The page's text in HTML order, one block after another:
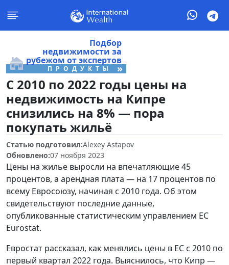
Подбор
недвижимости за
рубежом от экспертов
ПРОДУКТЫ »
С 2010 по 2022 годы цены на
недвижимость на Кипре
снизились на 8% — пора
покупать жильё
Статью подготовил:Alexey Astapov
Обновлено:07 ноября 2023
Цены на жилье выросли на впечатляющие 45
процентов, а арендная плата — на 17 процентов по
всему Евросоюзу, начиная с 2010 года. Об этом
свидетельствуют последние данные,
опубликованные статистическим управлением ЕС
Eurostat.
Евростат рассказал, как менялись цены в ЕС с 2010 по
первый квартал 2022 года. Выяснилось, что Кипр —